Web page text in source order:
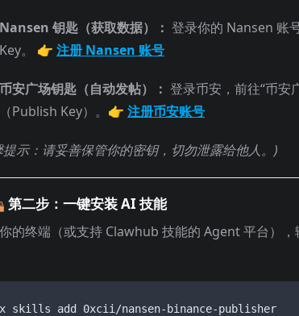
Nansen 钥匙（获取数据）： 登录你的 Nansen 账
Key。 👉 注册 Nansen 账号
币安广场钥匙（自动发帖）： 登录币安，前往“币安
（Publish Key）。 👉 注册币安账号
示：请妥善保管你的密钥，切勿泄露给他人。)
第二步：一键安装 AI 技能
的终端（或支持 Clawhub 技能的 Agent 平台）
skills add 0xcii/nansen-binance-publisher